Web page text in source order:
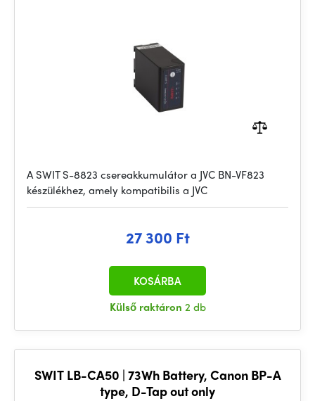
A SWIT S-8823 csereakkumulátor a JVC BN-VF823
készülékhez, amely kompatibilis a JVC
27 300 Ft
Külső raktáron 2 db
KOSÁRBA
SWIT LB-CA50 | 73Wh Battery, Canon BP-A
type, D-Tap out only